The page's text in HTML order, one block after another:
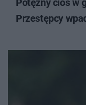
Przestępcy